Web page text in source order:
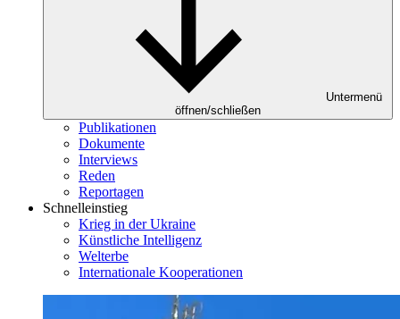
Untermenü
öffnen/schließen
Publikationen
Dokumente
Interviews
Reden
Reportagen
Schnelleinstieg
Krieg in der Ukraine
Künstliche Intelligenz
Welterbe
Internationale Kooperationen